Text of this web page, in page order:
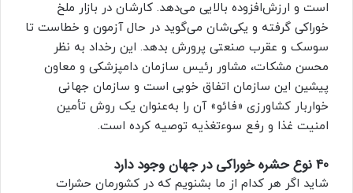
است و ارزش‌افزوده بالایی می‌دهد. کارشان در بازار ملخ
خوراکی گرفته و یکی‌شان می‌گوید در حال آزمون و خطاست تا
سوسک و عقرب صنعتی پرورش بدهد. این رخداد به نظر
محسن مشکات، مشاور رئیس سازمان دامپزشکی و معاون
پیشین این سازمان اتفاق خوبی است و سازمان جهانی
خوار‌بار کشاورزی «فائو» آن را به‌عنوان یک روش تأمین
امنیت غذا و رفع سوءتغذیه توصیه کرده است.
40 نوع حشره خوراکی در جهان وجود دارد
شاید اگر هر کدام از ما بشنویم که در کشورمان حشرات